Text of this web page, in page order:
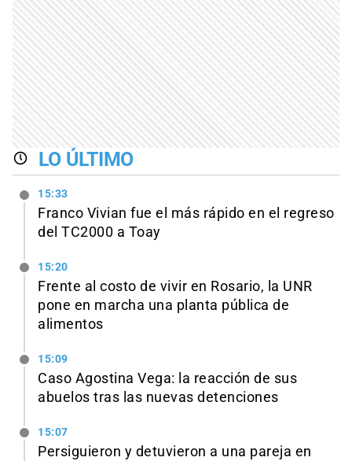
LO ÚLTIMO
15:33
Franco Vivian fue el más rápido en el regreso
del TC2000 a Toay
15:20
Frente al costo de vivir en Rosario, la UNR
pone en marcha una planta pública de
alimentos
15:09
Caso Agostina Vega: la reacción de sus
abuelos tras las nuevas detenciones
15:07
Persiguieron y detuvieron a una pareja en